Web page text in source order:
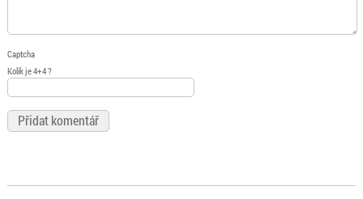
Captcha
Kolik je 4+4 ?